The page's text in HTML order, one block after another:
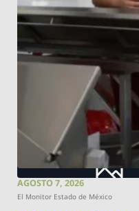
AGOSTO 7, 2026
El Monitor Estado de México